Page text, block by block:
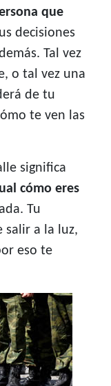
que
decisiones
Tal vez
o tal vez una
de tu
te ven las
significa
cómo eres
Tu
salir a la luz,
eso te